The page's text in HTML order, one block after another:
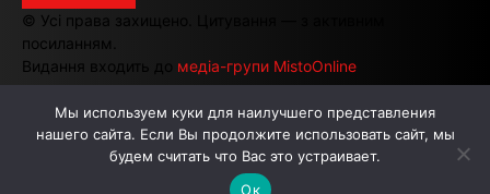
© Усі права захищено. Цитування — з активним
посиланням.
Видання входить до медіа-групи MistoOnline
АВТОРИ РЕКЛАМА НА САЙТІ
Мы используем куки для наилучшего представления
нашего сайта. Если Вы продолжите использовать сайт, мы
будем считать что Вас это устраивает.
Ок